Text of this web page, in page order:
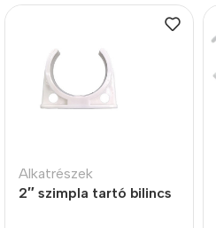
Alkatrészek
2″ szimpla tartó bilincs